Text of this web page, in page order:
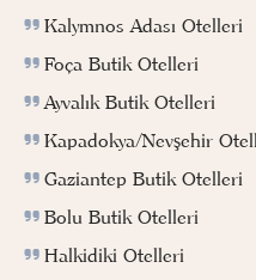
Kalymnos Adası Otelleri
Foça Butik Otelleri
Ayvalık Butik Otelleri
Kapadokya/Nevşehir
Gaziantep Butik Otelleri
Bolu Butik Otelleri
Halkidiki Otelleri